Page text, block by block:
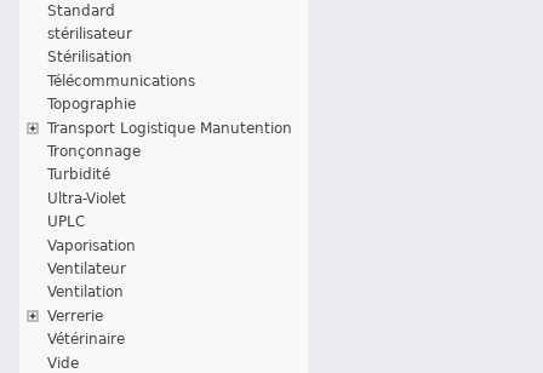
Standard
stérilisateur
Stérilisation
Télécommunications
Topographie
Transport Logistique Manutention
Tronçonnage
Turbidité
Ultra-Violet
UPLC
Vaporisation
Ventilateur
Ventilation
Verrerie
Vétérinaire
Vide